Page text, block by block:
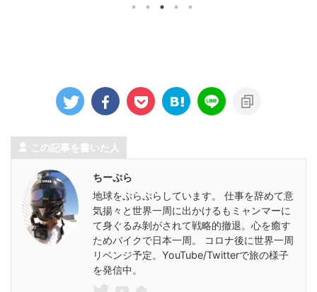
全国の飲食関係者の皆様。マージン的
雪菜→積雪の多い地方で、雪中に栽培
する菜類。雪によって柔らかく育成
この記事を書いた人
ちーぷら
地球をぷらぷらしています。 仕事を辞めて意
気揚々と世界一周に出かけるもミャンマーに
て身ぐるみ剝がされて戦略的撤退。心を癒す
ためバイクで日本一周。 コロナ後に世界一周
リベンジ予定。YouTube/Twitterで旅の様子
を発信中。